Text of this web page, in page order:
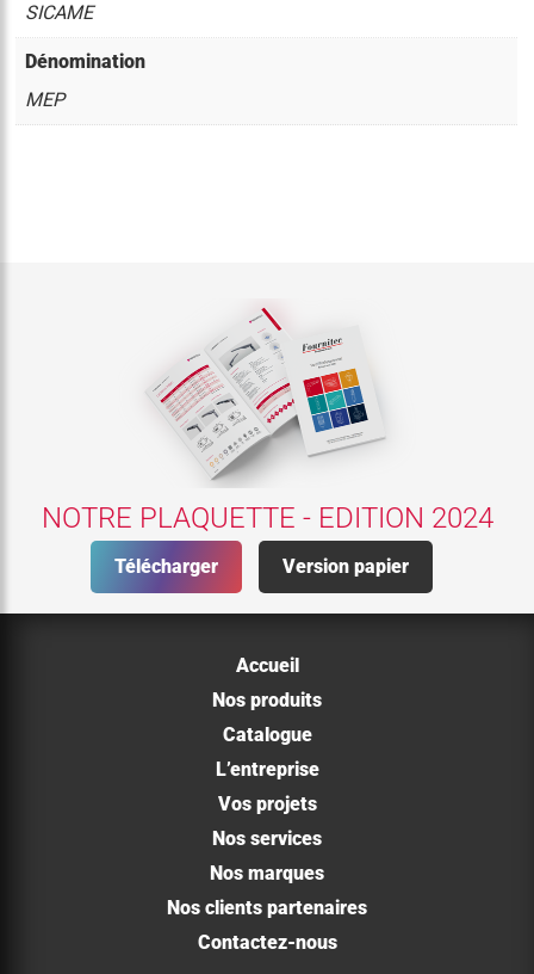
SICAME
Dénomination
MEP
NOTRE PLAQUETTE - EDITION 2024
Télécharger Version papier
Accueil
Nos produits
Catalogue
L’entreprise
Vos projets
Nos services
Nos marques
Nos clients partenaires
Contactez-nous